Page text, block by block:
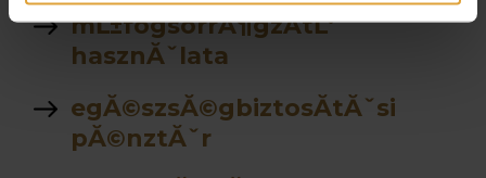
mĹ±fogsorrĂ¶gzĂ­tĹ‘
hasznĂˇlata
egĂ©szsĂ©gbiztosĂ­tĂˇsi
pĂ©nztĂˇr